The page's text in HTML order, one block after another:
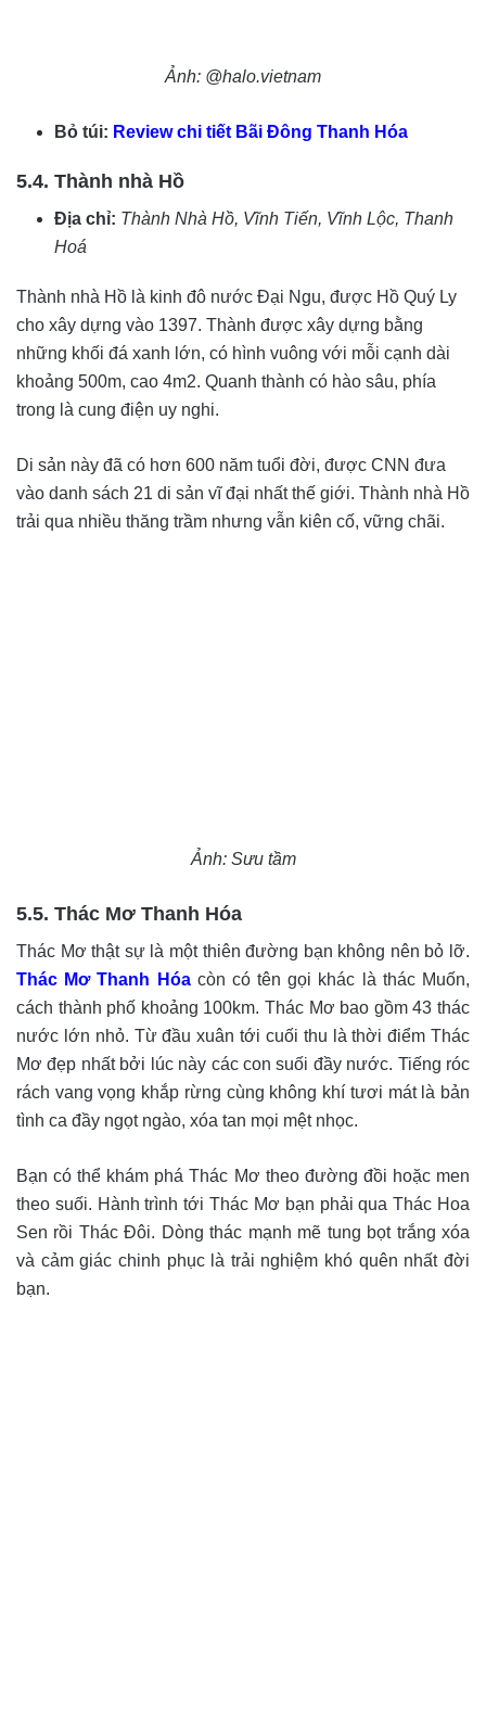
Ảnh: @halo.vietnam
Bỏ túi: Review chi tiết Bãi Đông Thanh Hóa
5.4. Thành nhà Hồ
Địa chỉ: Thành Nhà Hồ, Vĩnh Tiến, Vĩnh Lộc, Thanh
Hoá
Thành nhà Hồ là kinh đô nước Đại Ngu, được Hồ Quý Ly
cho xây dựng vào 1397. Thành được xây dựng bằng
những khối đá xanh lớn, có hình vuông với mỗi cạnh dài
khoảng 500m, cao 4m2. Quanh thành có hào sâu, phía
trong là cung điện uy nghi.
Di sản này đã có hơn 600 năm tuổi đời, được CNN đưa
vào danh sách 21 di sản vĩ đại nhất thế giới. Thành nhà Hồ
trải qua nhiều thăng trầm nhưng vẫn kiên cố, vững chãi.
Ảnh: Sưu tầm
5.5. Thác Mơ Thanh Hóa
Thác Mơ thật sự là một thiên đường bạn không nên bỏ lỡ.
Thác Mơ Thanh Hóacòn có tên gọi khác là thác Muốn,
cách thành phố khoảng 100km. Thác Mơ bao gồm 43 thác
nước lớn nhỏ. Từ đầu xuân tới cuối thu là thời điểm Thác
Mơ đẹp nhất bởi lúc này các con suối đầy nước. Tiếng róc
rách vang vọng khắp rừng cùng không khí tươi mát là bản
tình ca đầy ngọt ngào, xóa tan mọi mệt nhọc.
Bạn có thể khám phá Thác Mơ theo đường đồi hoặc men
theo suối. Hành trình tới Thác Mơ bạn phải qua Thác Hoa
Sen rồi Thác Đôi. Dòng thác mạnh mẽ tung bọt trắng xóa
và cảm giác chinh phục là trải nghiệm khó quên nhất đời
bạn.